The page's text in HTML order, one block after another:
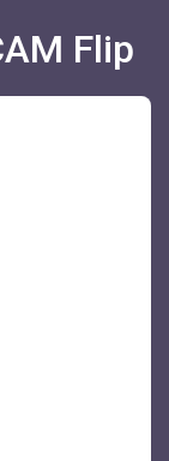
Flip